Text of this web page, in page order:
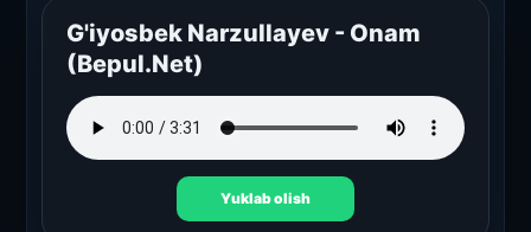
G'iyosbek Narzullayev - Onam
(Bepul.Net)
Yuklab olish